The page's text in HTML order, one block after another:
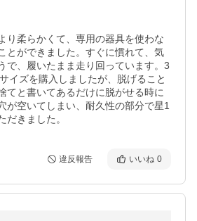
り柔らかくて、専用の器具を使わな
とができました。すぐに慣れて、気
で、履いたまま走り回っています。3
イズを購入しましたが、脱げること
てと書いてあるだけに脱がせる時に
が空いてしまい、耐久性の部分で星1
だきました。
違反報告 いいね 0